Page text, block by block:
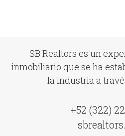
SB Realtors es un
inmobiliario que se ha
la industria a
+52 (322)